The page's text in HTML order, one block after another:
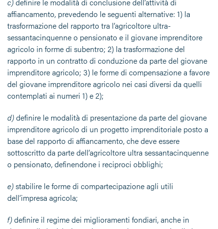
c)definire le modalità di conclusione dell’attività di
affiancamento, prevedendo le seguenti alternative: 1) la
trasformazione del rapporto tra l’agricoltore ultra-
sessantacinquenne o pensionato e il giovane imprenditore
agricolo in forme di subentro; 2) la trasformazione del
rapporto in un contratto di conduzione da parte del giovane
imprenditore agricolo; 3) le forme di compensazione a favore
del giovane imprenditore agricolo nei casi diversi da quelli
contemplati ai numeri 1) e 2);
d)definire le modalità di presentazione da parte del giovane
imprenditore agricolo di un progetto imprenditoriale posto a
base del rapporto di affiancamento, che deve essere
sottoscritto da parte dell’agricoltore ultra sessantacinquenne
o pensionato, definendone i reciproci obblighi;
e)stabilire le forme di compartecipazione agli utili
dell’impresa agricola;
f)definire il regime dei miglioramenti fondiari, anche in